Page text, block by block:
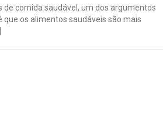
de comida saudável, um dos argumentos
que os alimentos saudáveis são mais